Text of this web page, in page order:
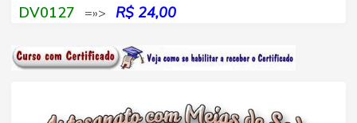
DV0127 =»> R$ 24,00